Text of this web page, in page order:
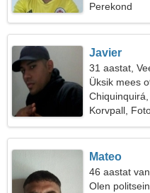
Perekond
Javier
31 aastat,
Üksik mees
Korvpall,
Mateo
46 aastat
Olen